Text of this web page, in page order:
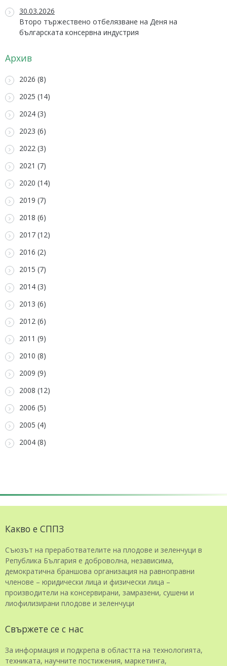
30.03.2026
Второ тържествено отбелязване на Деня на
българската консервна индустрия
Архив
2026 (8)
2025 (14)
2024 (3)
2023 (6)
2022 (3)
2021 (7)
2020 (14)
2019 (7)
2018 (6)
2017 (12)
2016 (2)
2015 (7)
2014 (3)
2013 (6)
2012 (6)
2011 (9)
2010 (8)
2009 (9)
2008 (12)
2006 (5)
2005 (4)
2004 (8)
Какво е СППЗ
Съюзът на преработвателите на плодове и зеленчуци в
Република България е доброволна, независима,
демократична браншова организация на равноправни
членове – юридически лица и физически лица –
производители на консервирани, замразени, сушени и
лиофилизирани плодове и зеленчуци
Свържете се с нас
За информация и подкрепа в областта на технологията,
техниката, научните постижения, маркетинга,